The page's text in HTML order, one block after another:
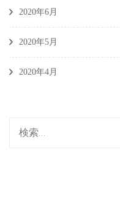
2020年6月
2020年5月
2020年4月
検